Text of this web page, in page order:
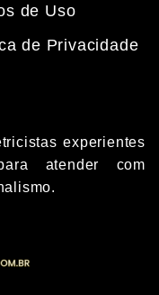
de Uso
de Privacidade
experientes
atender com